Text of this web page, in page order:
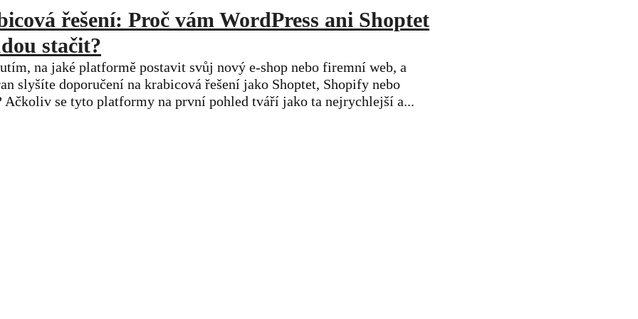
řešení: Proč vám WordPress ani Shoptet
stačit?
na jaké platformě postavit svůj nový e-shop nebo firemní web, a
slyšíte doporučení na krabicová řešení jako Shoptet, Shopify nebo
Ačkoliv se tyto platformy na první pohled tváří jako ta nejrychlejší a...